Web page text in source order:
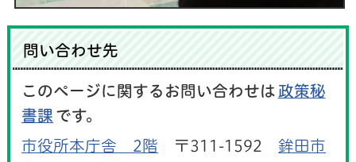
問い合わせ先
このページに関するお問い合わせは 政策秘
書課 です。
市役所本庁舎 2階 〒311-1592 鉾田市